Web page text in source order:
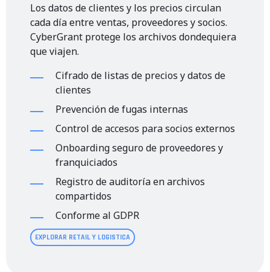
Los datos de clientes y los precios circulan
cada día entre ventas, proveedores y socios.
CyberGrant protege los archivos dondequiera
que viajen.
Cifrado de listas de precios y datos de
clientes
Prevención de fugas internas
Control de accesos para socios externos
Onboarding seguro de proveedores y
franquiciados
Registro de auditoría en archivos
compartidos
Conforme al GDPR
EXPLORAR RETAIL Y LOGISTICA